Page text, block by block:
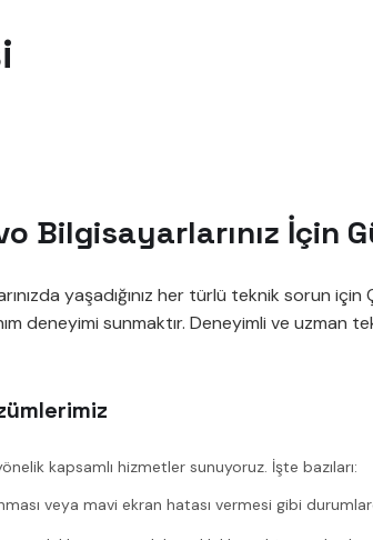
Bilgisayarlarınız İçin
yaşadığınız her türlü teknik sorun için
deneyimi sunmaktır. Deneyimli ve uzman
kapsamlı hizmetler sunuyoruz. İşte bazıları:
veya mavi ekran hatası vermesi gibi